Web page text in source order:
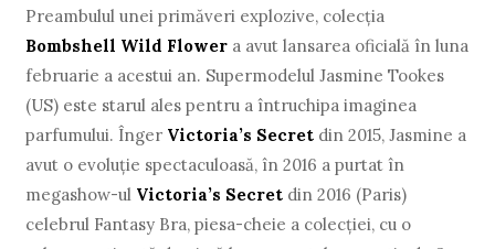
Preambulul unei primăveri explozive, colecția
Bombshell Wild Flower a avut lansarea oficială în luna
februarie a acestui an. Supermodelul Jasmine Tookes
(US) este starul ales pentru a întruchipa imaginea
parfumului. Înger Victoria’s Secret din 2015, Jasmine a
avut o evoluție spectaculoasă, în 2016 a purtat în
megashow-ul Victoria’s Secret din 2016 (Paris)
celebrul Fantasy Bra, piesa-cheie a colecției, cu o